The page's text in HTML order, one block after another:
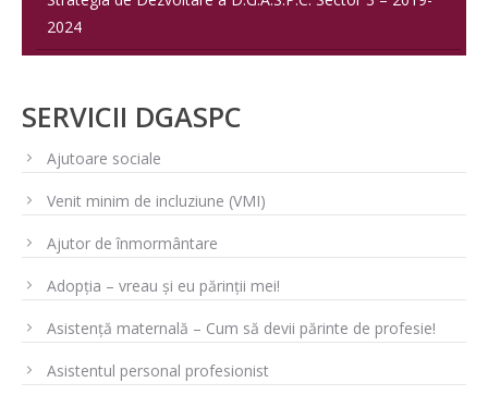
2024
SERVICII DGASPC
Ajutoare sociale
Venit minim de incluziune (VMI)
Ajutor de înmormântare
Adopția – vreau și eu părinții mei!
Asistență maternală – Cum să devii părinte de profesie!
Asistentul personal profesionist